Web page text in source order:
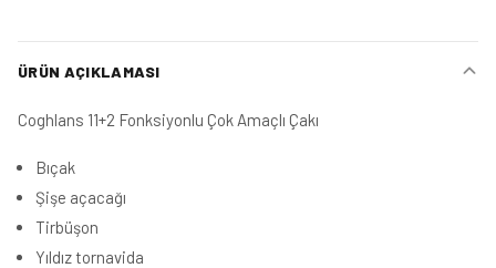
ÜRÜN AÇIKLAMASI
Coghlans 11+2 Fonksiyonlu Çok Amaçlı Çakı
Bıçak
Şişe açacağı
Tirbüşon
Yıldız tornavida